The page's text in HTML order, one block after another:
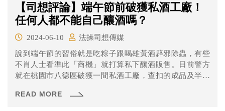
【司想評論】端午節前破獲私酒工廠！
任何人都不能自己釀酒嗎？
2024-06-10
法操司想傳媒
說到端午節的習俗就是吃粽子跟喝雄黃酒辟邪除蟲，有些
不肖人士看準此「商機」就打算私下釀酒販售。日前警方
就在桃園市八德區破獲一間私酒工廠，查扣的成品及半成
READ MORE